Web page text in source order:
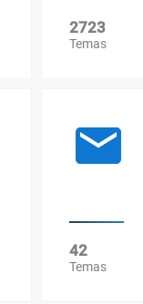
2723
Temas
42
Temas